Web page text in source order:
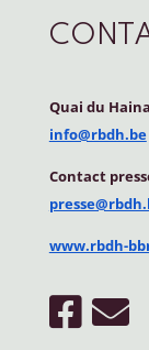
Quai du
info@rbdh.be
Contact
www.rbdh-